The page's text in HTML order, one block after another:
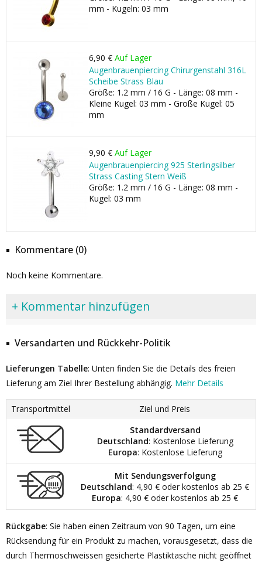
mm - Kugeln: 03 mm
6,90 € Auf Lager
Augenbrauenpiercing Chirurgenstahl 316L
Scheibe Strass Blau
Größe: 1.2 mm / 16 G - Länge: 08 mm -
Kleine Kugel: 03 mm - Große Kugel: 05
mm
9,90 € Auf Lager
Augenbrauenpiercing 925 Sterlingsilber
Strass Casting Stern Weiß
Größe: 1.2 mm / 16 G - Länge: 08 mm -
Kugel: 03 mm
Kommentare (0)
Noch keine Kommentare.
+ Kommentar hinzufügen
Versandarten und Rückkehr-Politik
Lieferungen Tabelle: Unten finden Sie die Details des freien
Lieferung am Ziel Ihrer Bestellung abhängig. Mehr Details
Transportmittel
Ziel und Preis
Standardversand
Deutschland: Kostenlose Lieferung
Europa: Kostenlose Lieferung
Mit Sendungsverfolgung
Deutschland: 4,90 € oder kostenlos ab 25 €
Europa: 4,90 € oder kostenlos ab 25 €
Rückgabe: Sie haben einen Zeitraum von 90 Tagen, um eine
Rücksendung für ein Produkt zu machen, vorausgesetzt, dass die
durch Thermoschweissen gesicherte Plastiktasche nicht geöffnet